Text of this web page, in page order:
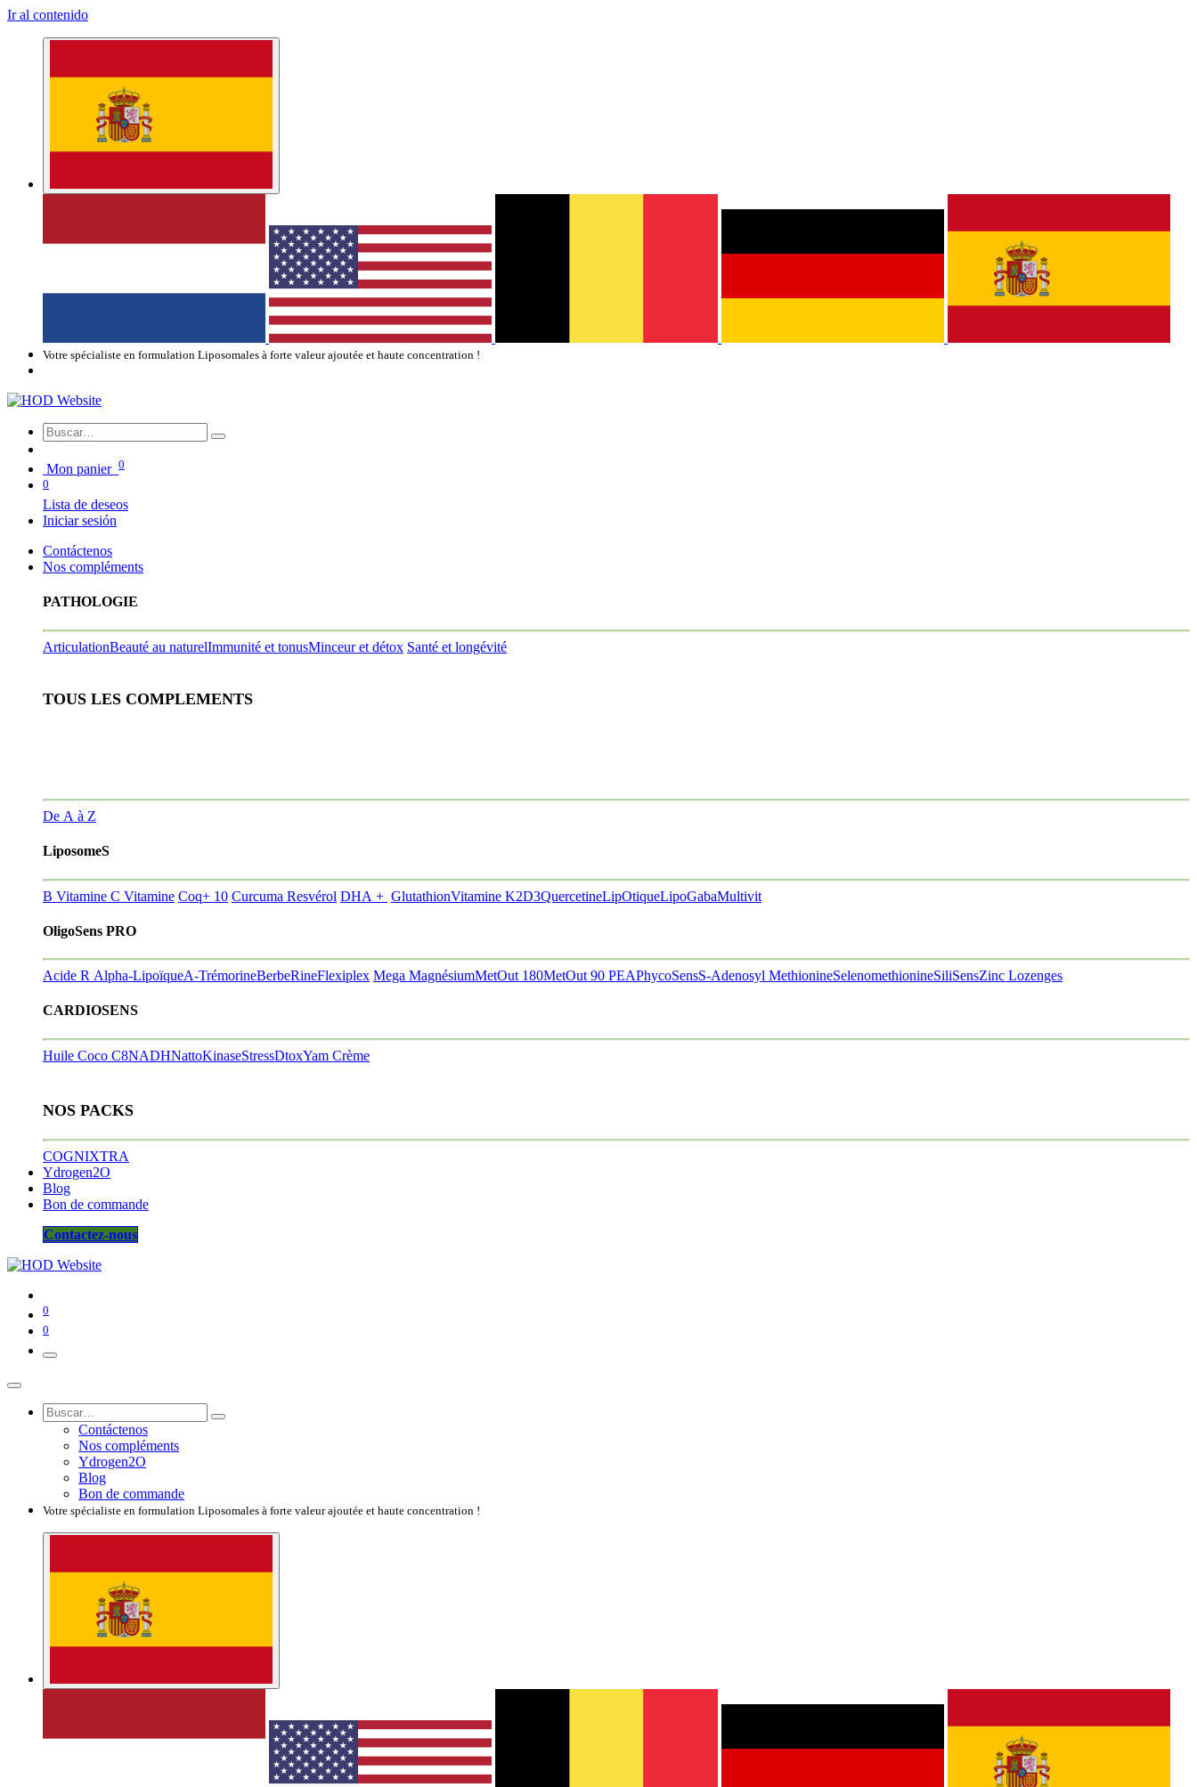
Ir al contenido
Votre spécialiste en formulation Liposomales à forte valeur ajoutée et haute concentration !
Mon panier 0
0
Lista de deseos
Iniciar sesión
Contáctenos
Nos compléments
PATHOLOGIE
ArticulationBeauté au naturelImmunité et tonusMinceur et détox Santé et longévité
TOUS LES COMPLEMENTS
De A à Z
LiposomeS
B Vitamine C Vitamine Coq+ 10 Curcuma Resvérol DHA + GlutathionVitamine K2D3QuercetineLipOtiqueLipoGabaMultivit
OligoSens PRO
Acide R Alpha-LipoïqueA-TrémorineBerbeRineFlexiplex Mega MagnésiumMetOut 180MetOut 90 PEAPhycoSensS-Adenosyl MethionineSelenomethionineSiliSensZinc Lozenges
CARDIOSENS
Huile Coco C8NADHNattoKinaseStressDtoxYam Crème
NOS PACKS
COGNIXTRA
Ydrogen2O
Blog
Bon de commande
Contactez-nous
0
0
Contáctenos
Nos compléments
Ydrogen2O
Blog
Bon de commande
Votre spécialiste en formulation Liposomales à forte valeur ajoutée et haute concentration !